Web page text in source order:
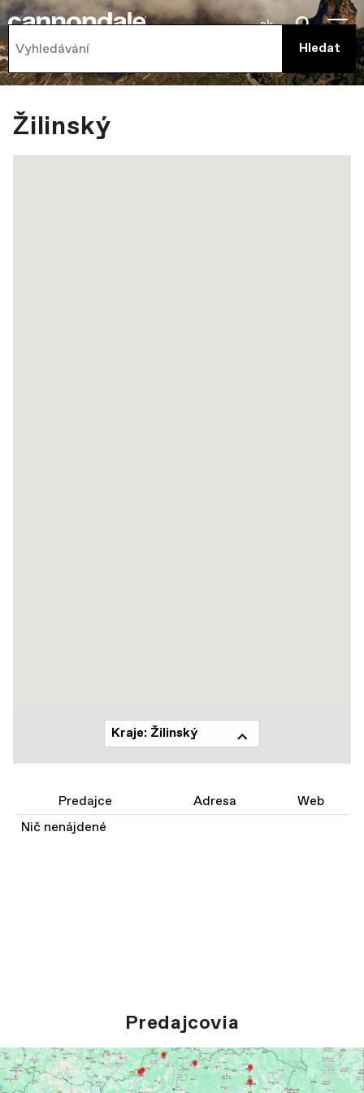
sk
Žilinský
Kraje: Žilinský
Predajce Adresa
Web
Nič nenájdené
Predajcovia